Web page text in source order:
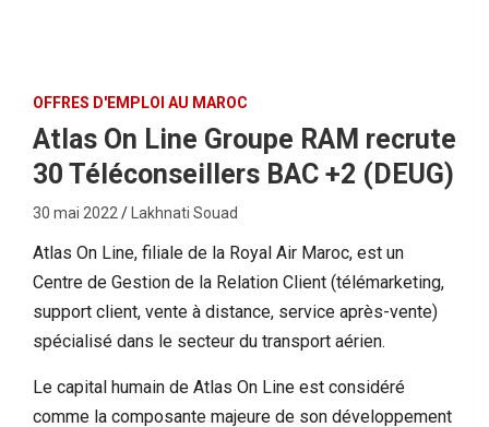
OFFRES D'EMPLOI AU MAROC
Atlas On Line Groupe RAM recrute
30 Téléconseillers BAC +2 (DEUG)
30 mai 2022 Lakhnati Souad
Atlas On Line, filiale de la Royal Air Maroc, est un
Centre de Gestion de la Relation Client (télémarketing,
support client, vente à distance, service après-vente)
spécialisé dans le secteur du transport aérien.
Le capital humain de Atlas On Line est considéré
comme la composante majeure de son développement